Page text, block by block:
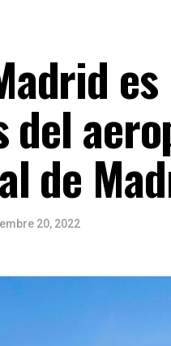
del
de
20, 2022